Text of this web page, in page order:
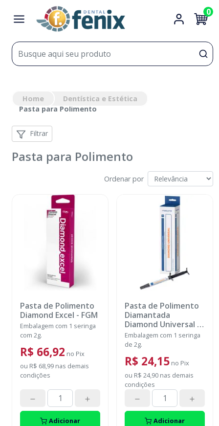
0
Home
Dentística e Estética
Pasta para Polimento
Filtrar
Pasta para Polimento
Ordenar por
Pasta de Polimento
Diamond Excel - FGM
Embalagem com 1 seringa
com 2g.
R$ 66,92 no Pix
ou R$ 68,99 nas demais
condições
Adicionar
Pasta de Polimento
Diamantada
Diamond Universal -
MAQUIRA
Embalagem com 1 seringa
de 2g.
R$ 24,15 no Pix
ou R$ 24,90 nas demais
condições
Adicionar